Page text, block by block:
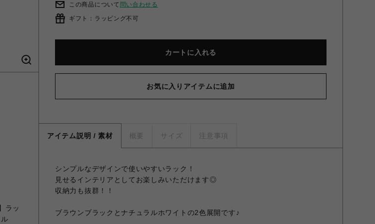
【マーキュリー】ラック5段 ナチュラル
この商品について 問い合わせる
ギフト：ラッピング不可
カートに入れる
お気に入りアイテムに追加
アイテム説明 / 素材 概要 サイズ 注意事項
シンプルなデザインで使いやすいラック！
見せるインテリアとしてお楽しみいただけます◎
収納力も抜群！！
ブラウンブラックとナチュラルホワイトの2色展開です♪